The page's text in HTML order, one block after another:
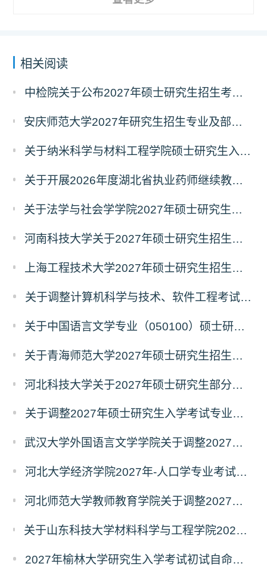
相关阅读
中检院关于公布2027年硕士研究生招生考试自命题科目考试大纲（初试）的通知
安庆师范大学2027年研究生招生专业及部分考试自命题科目调整温馨提示（7月23日更新）
关于纳米科学与材料工程学院硕士研究生入学考试（初试）考试科目变更的通知
关于开展2026年度湖北省执业药师继续教育 专业科目网络培训的通告
关于法学与社会学学院2027年硕士研究生招生考试（初试）考试科目及参考书目变更的通知
河南科技大学关于2027年硕士研究生招生考试部分专业初试科目调整的通知
上海工程技术大学2027年硕士研究生招生部分初试科目或参考书目更改清单
关于调整计算机科学与技术、软件工程考试科目的公告
关于中国语言文学专业（050100）硕士研究生招生考试（初试）自命题科目变更的通知
关于青海师范大学2027年硕士研究生招生生物学、生态学专业考试科目调整的通知
河北科技大学关于2027年硕士研究生部分招生专业及初试自命题科目调整的公告
关于调整2027年硕士研究生入学考试专业初试科目的通知
武汉大学外国语言文学学院关于调整2027年硕士研究生统考初试自命题科目的公告
河北大学经济学院2027年-人口学专业考试科目调整公告
河北师范大学教师教育学院关于调整2027年全国硕士研究生招生考试初试科目的公告
关于山东科技大学材料科学与工程学院2027年硕士研究生招生考试自命题科目参考书目与考试模块调整说明
2027年榆林大学研究生入学考试初试自命题考试科目及大纲